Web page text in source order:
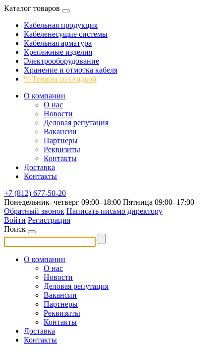
Каталог товаров
Кабельная продукция
Кабеленесущие системы
Кабельная арматура
Крепежные изделия
Электрооборудование
Хранение и отмотка кабеля
% Товары со скидкой
О компании
О нас
Новости
Деловая репутация
Вакансии
Партнеры
Реквизиты
Контакты
Доставка
Контакты
+7 (812) 677-50-20
Понедельник–четверг 09:00–18:00 Пятница 09:00–17:00
Обратный звонок Написать письмо директору
Войти Регистрация
Поиск
О компании
О нас
Новости
Деловая репутация
Вакансии
Партнеры
Реквизиты
Контакты
Доставка
Контакты